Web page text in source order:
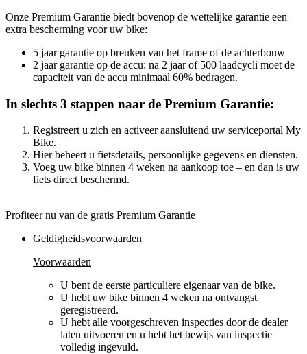
Onze Premium Garantie biedt bovenop de wettelijke garantie een
extra bescherming voor uw bike:
5 jaar garantie op breuken van het frame of de achterbouw
2 jaar garantie op de accu: na 2 jaar of 500 laadcycli moet de
capaciteit van de accu minimaal 60% bedragen.
In slechts 3 stappen naar de Premium Garantie:
Registreert u zich en activeer aansluitend uw serviceportal My
Bike.
Hier beheert u fietsdetails, persoonlijke gegevens en diensten.
Voeg uw bike binnen 4 weken na aankoop toe – en dan is uw
fiets direct beschermd.
Profiteer nu van de gratis Premium Garantie
Geldigheidsvoorwaarden
Voorwaarden
U bent de eerste particuliere eigenaar van de bike.
U hebt uw bike binnen 4 weken na ontvangst
geregistreerd.
U hebt alle voorgeschreven inspecties door de dealer
laten uitvoeren en u hebt het bewijs van inspectie
volledig ingevuld.